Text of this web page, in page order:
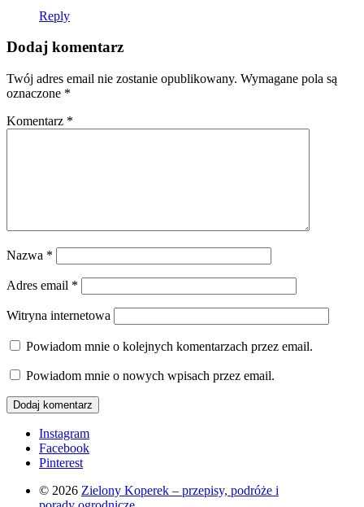
Reply
Dodaj komentarz
Twój adres email nie zostanie opublikowany. Wymagane pola są
oznaczone *
Komentarz *
Nazwa *
Adres email *
Witryna internetowa
Powiadom mnie o kolejnych komentarzach przez email.
Powiadom mnie o nowych wpisach przez email.
Instagram
Facebook
Pinterest
© 2026 Zielony Koperek – przepisy, podróże i